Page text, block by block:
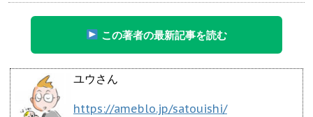
この著者の最新記事を読む
ユウさん
https://ameblo.jp/satouishi/